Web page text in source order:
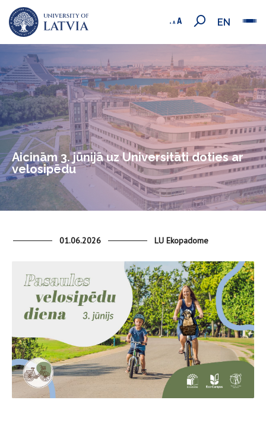
EN
Aicinām 3. jūnijā uz Universitāti doties ar
velosipēdu
01.06.2026 LU Ekopadome